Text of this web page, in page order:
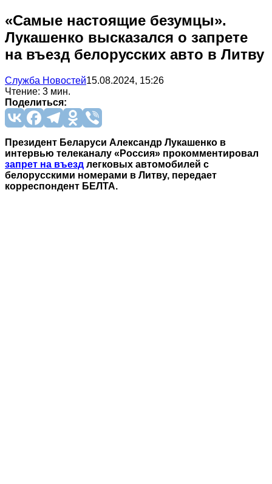
«Самые настоящие безумцы».
Лукашенко высказался о запрете
на въезд белорусских авто в Литву
Служба Новостей15.08.2024, 15:26
Чтение: 3 мин.
Поделиться:
Президент Беларуси Александр Лукашенко в
интервью телеканалу «Россия» прокомментировал
запрет на въезд легковых автомобилей с
белорусскими номерами в Литву, передает
корреспондент БЕЛТА.